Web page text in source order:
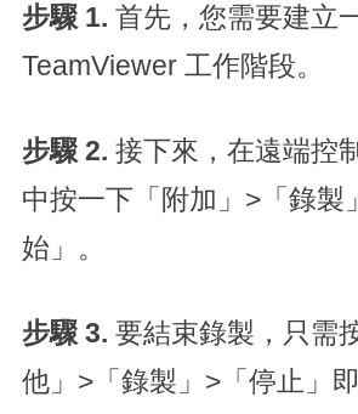
步驟 1. 首先，您需要建立
TeamViewer 工作階段。
步驟 2. 接下來，在遠端控
中按一下「附加」>「錄製
始」。
步驟 3. 要結束錄製，只需
他」>「錄製」>「停止」即